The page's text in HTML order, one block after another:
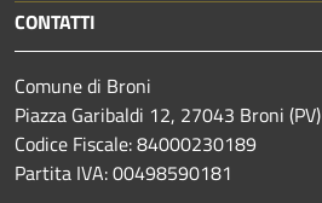
CONTATTI
Comune di Broni
Piazza Garibaldi 12, 27043 Broni (PV)
Codice Fiscale: 84000230189
Partita IVA: 00498590181